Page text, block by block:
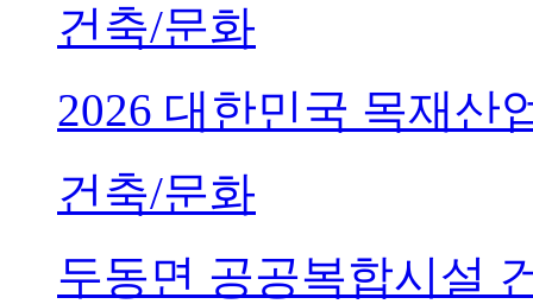
건축/문화
2026 대한민국 목재산
건축/문화
두동면 공공복합시설